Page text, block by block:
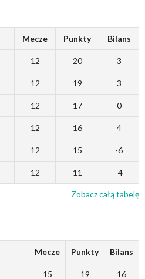
Mecze Punkty Bilans
12 20 3
12 19 3
12 17 0
12 16 4
12 15 -6
12 11 -4
Zobacz całą tabelę
Mecze Punkty Bilans
15 19 16